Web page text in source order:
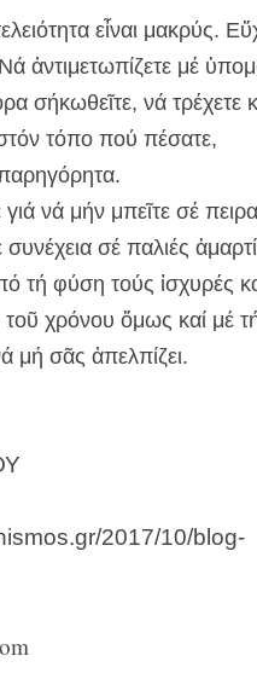
εἶναι μακρύς.
ἀντιμετωπίζετε μέ
σήκωθεῖτε, νά τρέχετε
τόπο πού πέσατε,
νά μήν μπεῖτε σέ
σέ παλιές
τή φύση τούς ἰσχυρές
χρόνου ὅμως καί μέ
μή σᾶς ἀπελπίζει.
2017/10/blog-